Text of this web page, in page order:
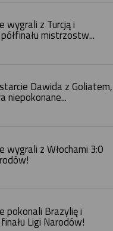
wygrali z Turcją i
mistrzostw...
Dawida z Goliatem,
niepokonane...
wygrali z Włochami 3:0
pokonali Brazylię i
Ligi Narodów!